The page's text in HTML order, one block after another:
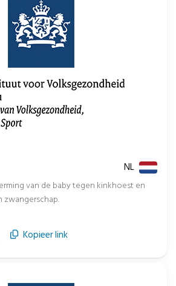
NL
van de baby tegen kinkhoest en
zwangerschap.
in nieuw tabblad
Kopieer link